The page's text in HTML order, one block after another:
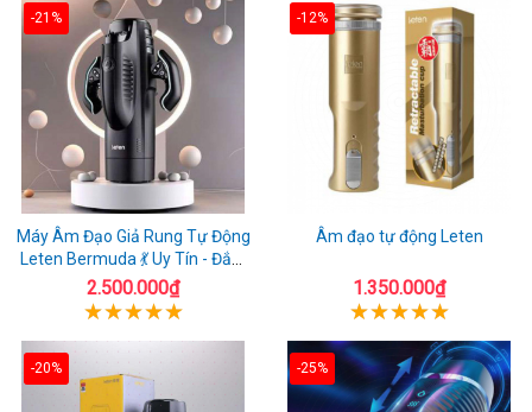
-21%
Máy Âm Đạo Giả Rung Tự Động
Leten Bermuda 💃 Uy Tín - Đắm
Chìm Đê Mê
2.500.000₫
-12%
Âm đạo tự động Leten
1.350.000₫
-20% -25%